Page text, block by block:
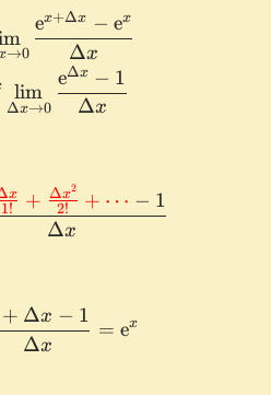
\begin{aligned}
→0 Δx
ex+Δx − ex
Δx→0
lim
Δx
eΔx − 1
\e^x \lim_{\Delta x \to
Δx
1!
x + 2!
Δx2 + ⋯ − 1
\e^x \lim_{\Delta x \to
Δx
+ Δx − 1
= ex